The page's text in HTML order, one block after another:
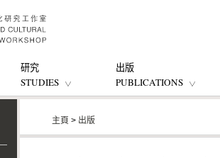
研究
STUDIES
出版
PUBLICATIONS
主頁 > 出版